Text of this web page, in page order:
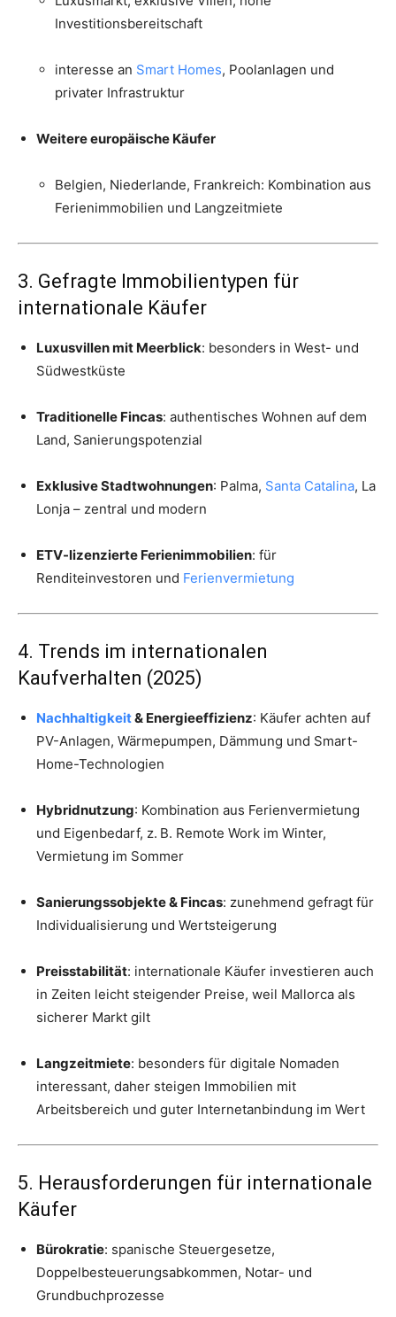
Investitionsbereitschaft
interesse an Smart Homes, Poolanlagen und
privater Infrastruktur
Weitere europäische Käufer
Belgien, Niederlande, Frankreich: Kombination aus
Ferienimmobilien und Langzeitmiete
3. Gefragte Immobilientypen für
internationale Käufer
Luxusvillen mit Meerblick: besonders in West- und
Südwestküste
Traditionelle Fincas: authentisches Wohnen auf dem
Land, Sanierungspotenzial
Exklusive Stadtwohnungen: Palma, Santa Catalina, La
Lonja – zentral und modern
ETV-lizenzierte Ferienimmobilien: für
Renditeinvestoren und Ferienvermietung
4. Trends im internationalen
Kaufverhalten (2025)
Nachhaltigkeit& Energieeffizienz: Käufer achten auf
PV-Anlagen, Wärmepumpen, Dämmung und Smart-
Home-Technologien
Hybridnutzung: Kombination aus Ferienvermietung
und Eigenbedarf, z. B. Remote Work im Winter,
Vermietung im Sommer
Sanierungssobjekte & Fincas: zunehmend gefragt für
Individualisierung und Wertsteigerung
Preisstabilität: internationale Käufer investieren auch
in Zeiten leicht steigender Preise, weil Mallorca als
sicherer Markt gilt
Langzeitmiete: besonders für digitale Nomaden
interessant, daher steigen Immobilien mit
Arbeitsbereich und guter Internetanbindung im Wert
5. Herausforderungen für internationale
Käufer
Bürokratie: spanische Steuergesetze,
Doppelbesteuerungsabkommen, Notar- und
Grundbuchprozesse